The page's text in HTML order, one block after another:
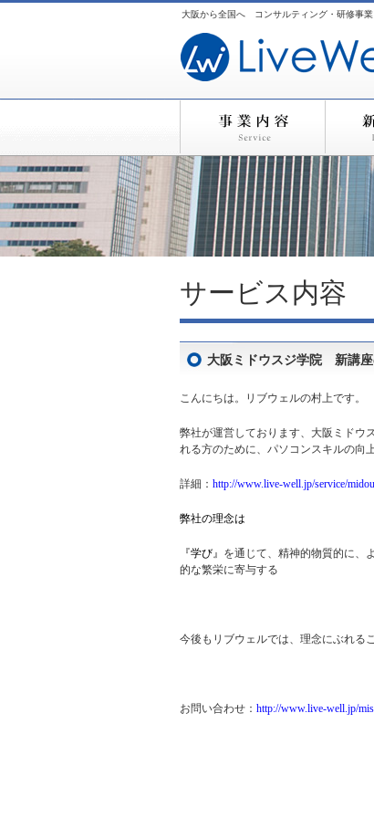
大阪から全国へ コンサルティング・研修事
サービス内容
大阪ミドウスジ学院 新講
こんにちは。リブウェルの村上です。
弊社が運営しております、大阪ミドウ
れる方のために、パソコンスキルの向
詳細： http://www.live-well.jp/service/
弊社の理念は
『学び』 を通じて、精神的物質的に、
的な繁栄に寄与する
今後もリブウェルでは、理念にぶれる
お問い合わせ： http://www.live-well.jp/